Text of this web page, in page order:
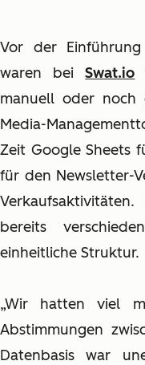
Vor der
waren beiSwat.io
manuell oder noch
Media-
Zeit Google Sheets
für den Newsletter-
bereits
einheitliche Struktur.
„Wir hatten viel
Abstimmungen
Datenbasis war